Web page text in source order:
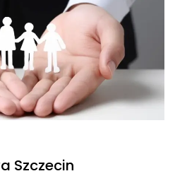
Szczecin